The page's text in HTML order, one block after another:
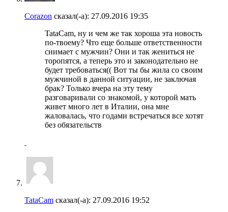
Corazon сказал(-а): 27.09.2016 19:35
TataCam, ну и чем же так хороша эта новость
по-твоему? Что еще больше ответственности
снимает с мужчин? Они и так жениться не
торопятся, а теперь это и законодательно не
будет требоваться(( Вот ты бы жила со своим
мужчиной в данной ситуации, не заключая
брак? Только вчера на эту тему
разговаривали со знакомой, у которой мать
живет много лет в Италии, она мне
жаловалась, что годами встречаться все хотят
без обязательств
TataCam сказал(-а): 27.09.2016 19:52